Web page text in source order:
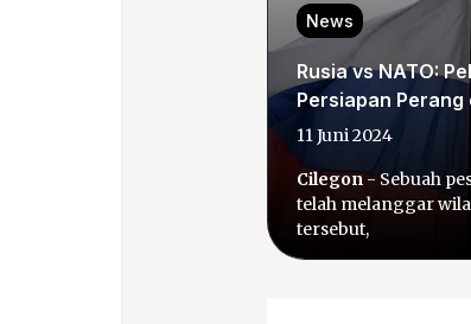
News
Rusia vs NATO:
Persiapan Perang
11 Juni 2024
Cilegon - Sebuah
telah melanggar
tersebut,